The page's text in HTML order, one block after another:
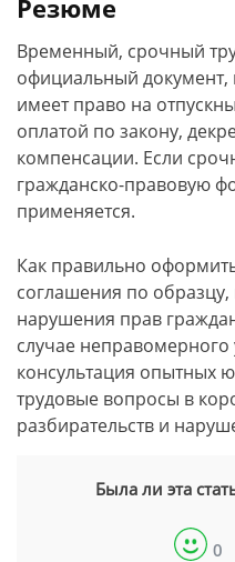
Резюме
Временный, срочный
официальный документ,
имеет право на
оплатой по закону,
компенсации. Если
гражданско-правовую
применяется.
Как правильно
соглашения по образцу,
нарушения прав
случае неправомерного
консультация опытных
трудовые вопросы в
разбирательств и
Была ли эта
0